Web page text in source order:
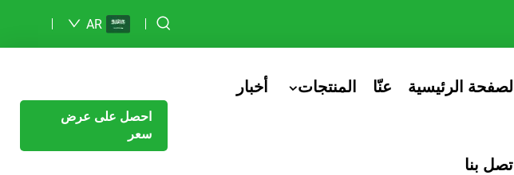
AR
الصفحة الرئيسية عنّا المنتجات أخبار
اتصل بنا
احصل على عرض
سعر